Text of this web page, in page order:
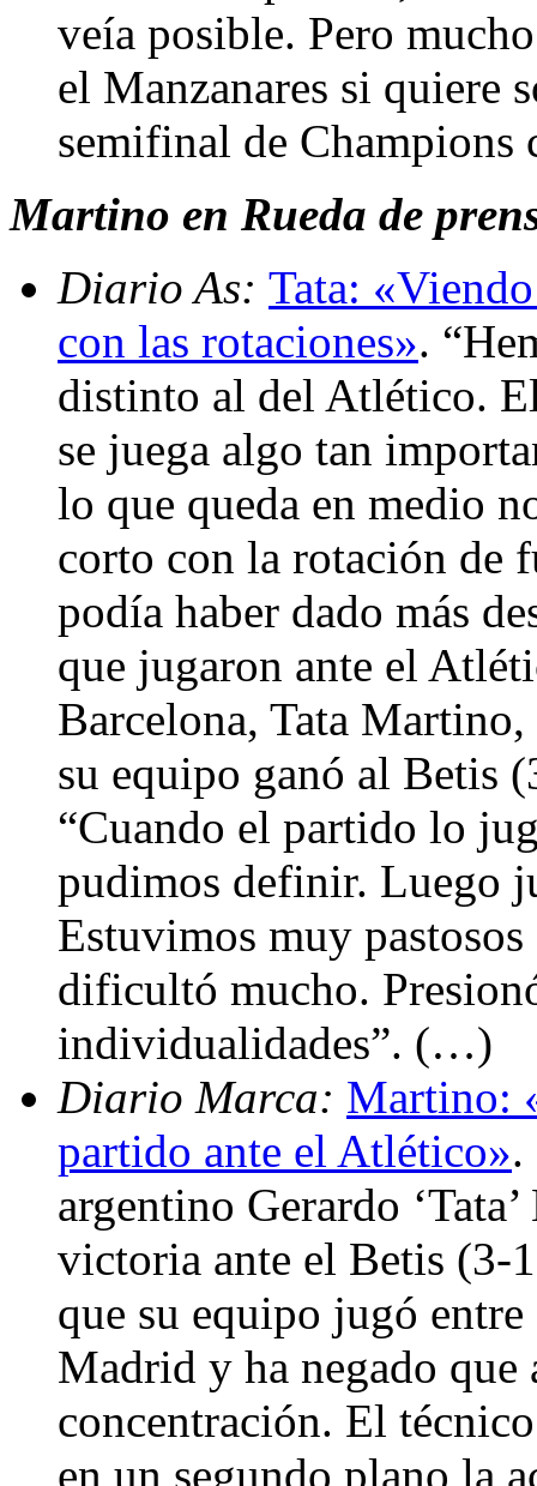
veía posible. Pero
el Manzanares si quiere
semifinal de
Martino en Rueda de
Diario As: Tata:
con las rotaciones».
distinto al del Atlético.
se juega algo tan
lo que queda en medio
corto con la rotación de
podía haber dado más
que jugaron ante el
Barcelona, Tata
su equipo ganó al Betis
“Cuando el partido lo
pudimos definir. Luego
Estuvimos muy
dificultó mucho.
individualidades”. (…)
Diario Marca: Martino:
partido ante el Atlético».
argentino Gerardo
victoria ante el Betis (3-
que su equipo jugó
Madrid y ha negado que
concentración. El
en un segundo plano la